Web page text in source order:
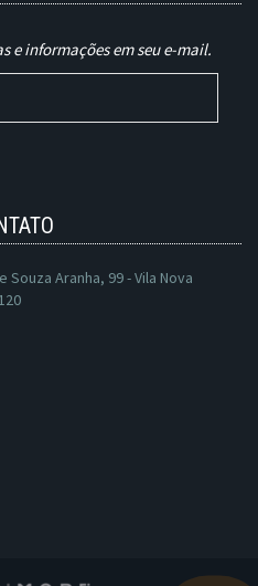
e informações em seu e-mail.
Souza Aranha, 99 - Vila Nova